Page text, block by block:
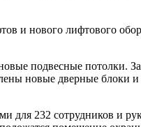
и нового лифтового
подвесные потолки.
новые дверные блоки и
232 сотрудников и